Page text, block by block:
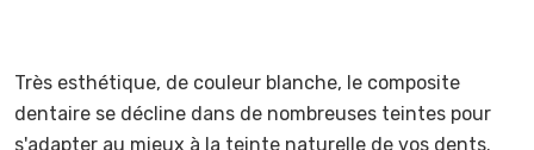
Très esthétique, de couleur blanche, le composite
dentaire se décline dans de nombreuses teintes pour
s'adapter au mieux à la teinte naturelle de vos dents.